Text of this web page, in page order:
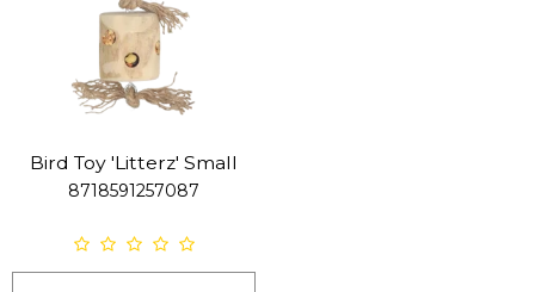
Bird Toy 'Litterz' Small
8718591257087